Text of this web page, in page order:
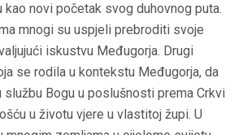
novi početak svog duhovnog puta.
mnogi su uspjeli prebroditi svoje
iskustvu Međugorja. Drugi
se rodila u kontekstu Međugorja, da
službu Bogu u poslušnosti prema Crkvi
u životu vjere u vlastitoj župi. U